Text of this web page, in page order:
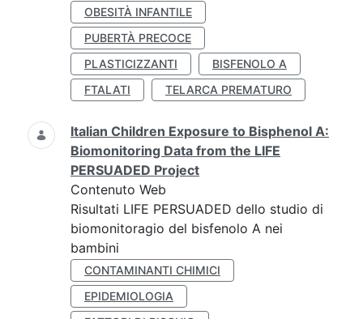
OBESITÀ INFANTILE
PUBERTÀ PRECOCE
PLASTICIZZANTI
BISFENOLO A
FTALATI
TELARCA PREMATURO
Italian Children Exposure to Bisphenol A:
Biomonitoring Data from the LIFE
PERSUADED Project
Contenuto Web
Risultati LIFE PERSUADED dello studio di
biomonitoragio del bisfenolo A nei
bambini
CONTAMINANTI CHIMICI
EPIDEMIOLOGIA